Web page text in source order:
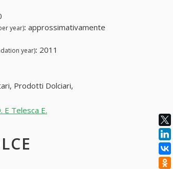
year): approssimativamente
year): 2011
Prodotti Dolciari,
Telesca E.